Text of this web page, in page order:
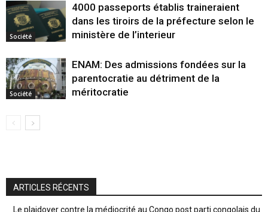
Société
4000 passeports établis traineraient
dans les tiroirs de la préfecture selon le
ministère de l’interieur
Société
ENAM: Des admissions fondées sur la
parentocratie au détriment de la
méritocratie
ARTICLES RÉCENTS
Le plaidoyer contre la médiocrité au Congo post parti congolais du